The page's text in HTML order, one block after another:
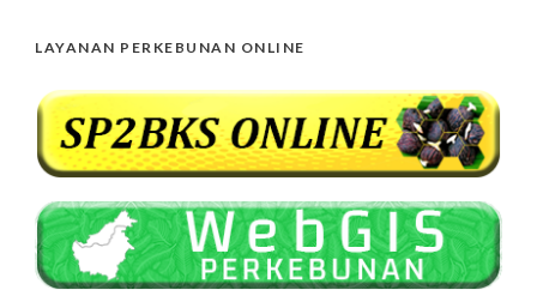
LAYANAN PERKEBUNAN ONLINE